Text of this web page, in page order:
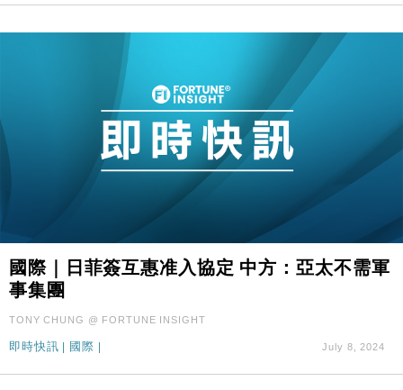
國際｜日菲簽互惠准入協定 中方：亞太不需軍
事集團
TONY CHUNG @ FORTUNE INSIGHT
即時快訊 國際 July 8, 2024